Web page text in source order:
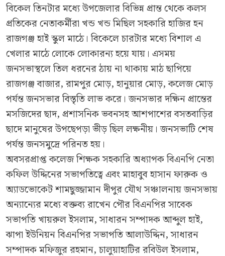
বিকেল তিনটার মধ্যে উপজেলার বিভিন্ন প্রান্ত থেকে কলস
প্রতিকের নেতাকর্মীরা খন্ড খন্ড মিছিল সহকারি হাজির হন
রাজগঞ্জ হাই স্কুল মাঠে। বিকেলে চারটার মধ্যে বিশাল এ
খেলার মাঠে লোকে লোকারন্য হয়ে যায়। এসময়
জনসভাস্থলে তিল ধরনের ঠায় না থাকায় মাঠ ছাপিয়ে
রাজগঞ্জ বাজার, রামপুর মোড়, হানুয়ার মোড়, কলেজ মোড়
পর্যন্ত জনসভার বিস্তৃতি লাভ করে। জনসভার দক্ষিন প্রান্তের
মসজিদের ছাদ, প্রশাসনিক ভবনসহ আশপাশের বসতবাড়ির
ছাদে মানুষের উপছেপড়া ভীড় ছিল লক্ষনীয়। জনসভাটি শেষ
পর্যন্ত জনসমুদ্রে পরিনত হয়।
অবসরপ্রাপ্ত কলেজ শিক্ষক সহকারি অধ্যাপক বিএনপি নেতা
কফিল উদ্দিনের সভাপতিত্বে এবং মাহাবুব হাসান ফারুক ও
অ্যাডভোকেট শামছুজ্জামান দীপুর যৌথ সঞ্চালনায় জনসভায়
অন্যান্যের মধ্যে বক্তব্য রাখেন পৌর বিএনপির সাবেক
সভাপতি খায়রুল ইসলাম, সাধারন সম্পাদক আব্দুল হাই,
ঝাপা ইউনিয়ন বিএনপির সভাপতি আলাউদ্দিন, সাধারন
সম্পাদক মফিজুর রহমান, চালুয়াহাটির রবিউল ইসলাম,